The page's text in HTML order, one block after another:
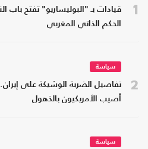
1
قيادات بـ "البوليساريو" تفتح باب
الحكم الذاتي المغربي
2
سياسة
تفاصيل الضربة الوشيكة على
أصيب الأمريكيون بالذهول
سياسة